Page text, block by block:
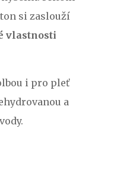
si zaslouží
vlastnosti
i pro pleť
a